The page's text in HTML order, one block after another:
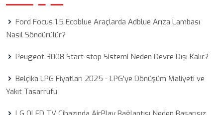
Ford Focus 1.5 Ecoblue Araçlarda Adblue Arıza Lambası
Nasıl Söndürülür?
Peugeot 3008 Start-stop Sistemi Neden Devre Dışı Kalır?
Belçika LPG Fiyatları 2025 - LPG'ye Dönüşüm Maliyeti ve
Yakıt Tasarrufu